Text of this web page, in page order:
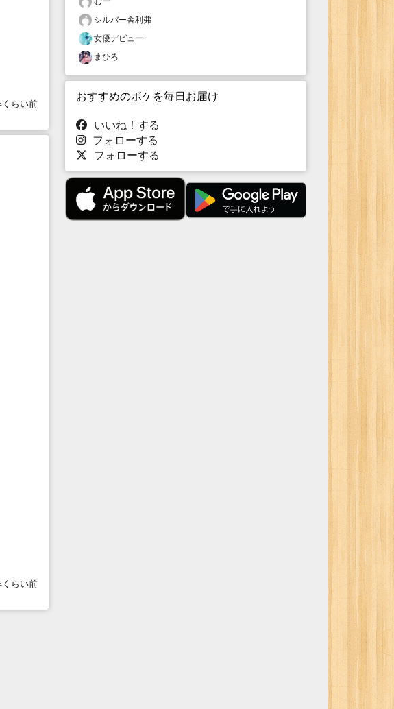
らい前
らい前
シルバー舎利弗
女優デビュー
まひろ
おすすめのボケを毎日お届け
いいね！する
フォローする
フォローする